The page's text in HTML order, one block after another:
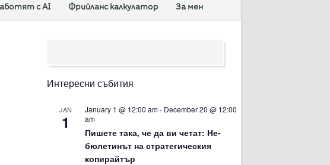
с AI Фрийланс калкулатор За мен
Интересни събития
JAN
1
January 1 @ 12:00 am- December 20 @ 12:00
am
Пишете така, че да ви четат: Не-
бюлетинът на стратегическия
копирайтър